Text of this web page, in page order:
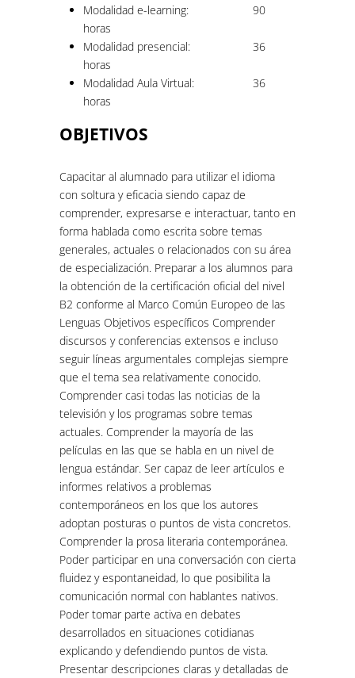
Modalidad e-learning:
90
horas
Modalidad presencial:
36
horas
Modalidad Aula Virtual:
36
horas
OBJETIVOS
Capacitar al alumnado para utilizar el idioma
con soltura y eficacia siendo capaz de
comprender, expresarse e interactuar, tanto en
forma hablada como escrita sobre temas
generales, actuales o relacionados con su área
de especialización. Preparar a los alumnos para
la obtención de la certificación oficial del nivel
B2 conforme al Marco Común Europeo de las
Lenguas Objetivos específicos Comprender
discursos y conferencias extensos e incluso
seguir líneas argumentales complejas siempre
que el tema sea relativamente conocido.
Comprender casi todas las noticias de la
televisión y los programas sobre temas
actuales. Comprender la mayoría de las
películas en las que se habla en un nivel de
lengua estándar. Ser capaz de leer artículos e
informes relativos a problemas
contemporáneos en los que los autores
adoptan posturas o puntos de vista concretos.
Comprender la prosa literaria contemporánea.
Poder participar en una conversación con cierta
fluidez y espontaneidad, lo que posibilita la
comunicación normal con hablantes nativos.
Poder tomar parte activa en debates
desarrollados en situaciones cotidianas
explicando y defendiendo puntos de vista.
Presentar descripciones claras y detalladas de